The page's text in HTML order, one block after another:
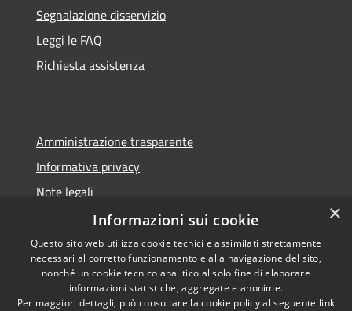
Segnalazione disservizio
Leggi le FAQ
Richiesta assistenza
Amministrazione trasparente
Informativa privacy
Note legali
Dichiarazione di accessibilità
RSS
Copyright © 2026 • Comune di
×
Informazioni sui cookie
Questo sito web utilizza cookie tecnici e assimilati strettamente
necessari al corretto funzionamento e alla navigazione del sito,
nonché un cookie tecnico analitico al solo fine di elaborare
informazioni statistiche, aggregate e anonime.
Per maggiori dettagli, può consultare la cookie policy al seguente link